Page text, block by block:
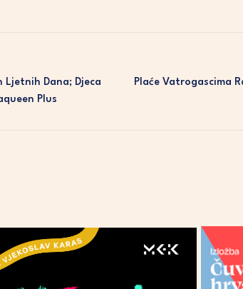
Ljetnih Dana; Djeca
Plus
Plaće Vatrogascima